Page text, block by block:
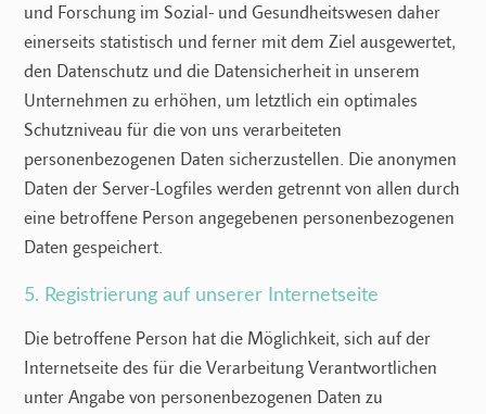
und Forschung im Sozial- und Gesundheitswesen daher
einerseits statistisch und ferner mit dem Ziel ausgewertet,
den Datenschutz und die Datensicherheit in unserem
Unternehmen zu erhöhen, um letztlich ein optimales
Schutzniveau für die von uns verarbeiteten
personenbezogenen Daten sicherzustellen. Die anonymen
Daten der Server-Logfiles werden getrennt von allen durch
eine betroffene Person angegebenen personenbezogenen
Daten gespeichert.
5. Registrierung auf unserer Internetseite
Die betroffene Person hat die Möglichkeit, sich auf der
Internetseite des für die Verarbeitung Verantwortlichen
unter Angabe von personenbezogenen Daten zu